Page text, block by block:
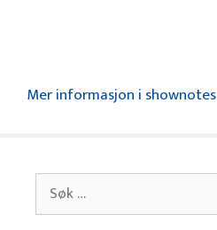
Mer informasjon i shownotes
Søk
etter: